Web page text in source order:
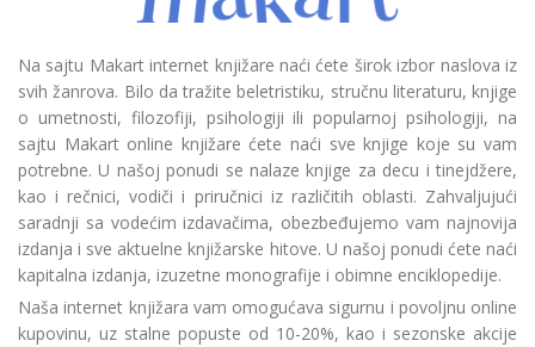
Na sajtu Makart internet knjižare naći ćete širok izbor naslova iz
svih žanrova. Bilo da tražite beletristiku, stručnu literaturu, knjige
o umetnosti, filozofiji, psihologiji ili popularnoj psihologiji, na
sajtu Makart online knjižare ćete naći sve knjige koje su vam
potrebne. U našoj ponudi se nalaze knjige za decu i tinejdžere,
kao i rečnici, vodiči i priručnici iz različitih oblasti. Zahvaljujući
saradnji sa vodećim izdavačima, obezbeđujemo vam najnovija
izdanja i sve aktuelne knjižarske hitove. U našoj ponudi ćete naći
kapitalna izdanja, izuzetne monografije i obimne enciklopedije.
Naša internet knjižara vam omogućava sigurnu i povoljnu online
kupovinu, uz stalne popuste od 10-20%, kao i sezonske akcije